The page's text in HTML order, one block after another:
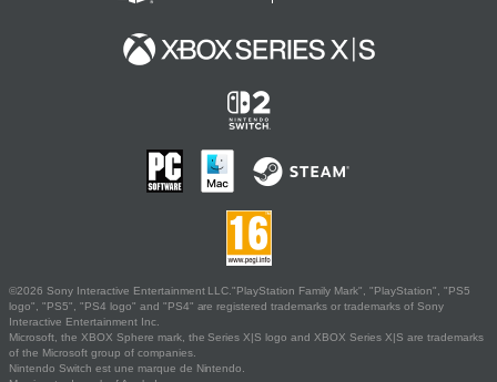
©2026 Sony Interactive Entertainment LLC."PlayStation Family Mark", "PlayStation", "PS5
logo", "PS5", "PS4 logo" and "PS4" are registered trademarks or trademarks of Sony
Interactive Entertainment Inc.
Microsoft, the XBOX Sphere mark, the Series X|S logo and XBOX Series X|S are trademarks
of the Microsoft group of companies.
Nintendo Switch est une marque de Nintendo.